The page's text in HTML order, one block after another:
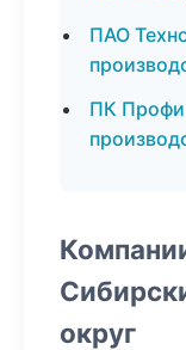
ПАО
ПК
округ